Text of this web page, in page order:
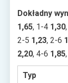
Dokładny
1,65, 1-4 1,30
2-5 1,23, 2-6
2,20, 4-6 1,85
Typ